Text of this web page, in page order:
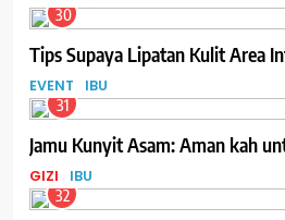
30
Tips Supaya Lipatan Kulit Area
EVENT IBU
31
Jamu Kunyit Asam: Aman kah
GIZI IBU
32